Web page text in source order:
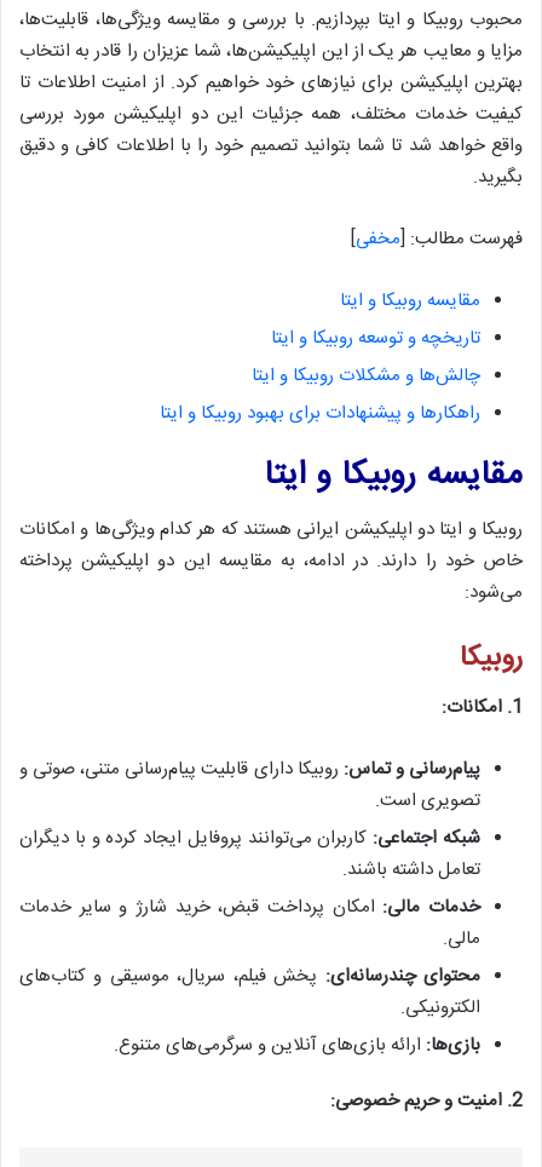
محبوب روبیکا و ایتا بپردازیم. با بررسی و مقایسه ویژگی‌ها، قابلیت‌ها،
مزایا و معایب هر یک از این اپلیکیشن‌ها، شما عزیزان را قادر به انتخاب
بهترین اپلیکیشن برای نیازهای خود خواهیم کرد. از امنیت اطلاعات تا
کیفیت خدمات مختلف، همه جزئیات این دو اپلیکیشن مورد بررسی
واقع خواهد شد تا شما بتوانید تصمیم خود را با اطلاعات کافی و دقیق
بگیرید.
فهرست مطالب: [مخفی]
مقایسه روبیکا و ایتا
تاریخچه و توسعه روبیکا و ایتا
چالش‌ها و مشکلات روبیکا و ایتا
راهکارها و پیشنهادات برای بهبود روبیکا و ایتا
مقایسه روبیکا و ایتا
روبیکا و ایتا دو اپلیکیشن ایرانی هستند که هر کدام ویژگی‌ها و امکانات
خاص خود را دارند. در ادامه، به مقایسه این دو اپلیکیشن پرداخته
می‌شود:
روبیکا
1. امکانات:
پیام‌رسانی و تماس: روبیکا دارای قابلیت پیام‌رسانی متنی، صوتی و
تصویری است.
شبکه اجتماعی: کاربران می‌توانند پروفایل ایجاد کرده و با دیگران
تعامل داشته باشند.
خدمات مالی: امکان پرداخت قبض، خرید شارژ و سایر خدمات
مالی.
محتوای چندرسانه‌ای: پخش فیلم، سریال، موسیقی و کتاب‌های
الکترونیکی.
بازی‌ها: ارائه بازی‌های آنلاین و سرگرمی‌های متنوع.
2. امنیت و حریم خصوصی: